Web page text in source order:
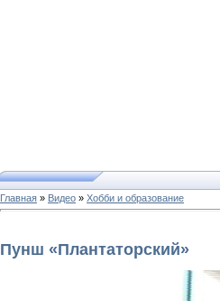
Главная » Видео » Хобби и образование
Пунш «Плантаторский»